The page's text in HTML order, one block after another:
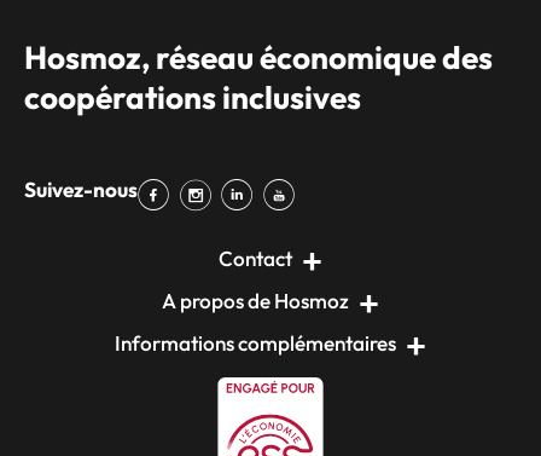
Hosmoz, réseau économique des
coopérations inclusives
Suivez-nous
Contact
A propos de Hosmoz
Informations complémentaires